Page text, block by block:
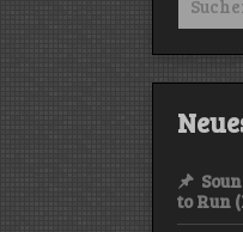
nach:
to Run